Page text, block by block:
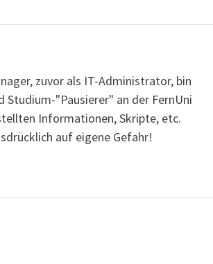
zuvor als IT-Administrator, bin
"Pausierer" an der FernUni
Informationen, Skripte, etc.
auf eigene Gefahr!